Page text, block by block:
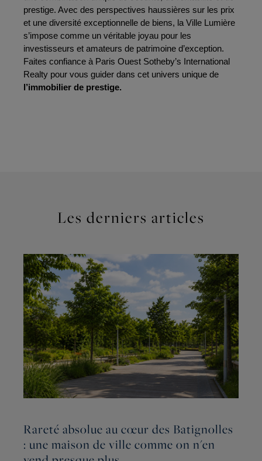
prestige. Avec des perspectives haussières sur les prix
et une diversité exceptionnelle de biens, la Ville Lumière
s’impose comme un véritable joyau pour les
investisseurs et amateurs de patrimoine d’exception.
Faites confiance à Paris Ouest Sotheby’s International
Realty pour vous guider dans cet univers unique de
l’immobilier de prestige.
Les derniers articles
Rareté absolue au cœur des Batignolles
: une maison de ville comme on n'en